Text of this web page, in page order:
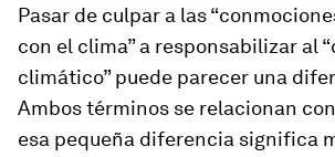
Pasar de culpar a las
con el clima” a responsabilizar al
climático” puede parecer una
Ambos términos se relacionan
esa pequeña diferencia significa